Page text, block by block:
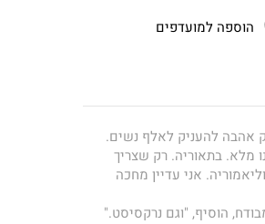
הוספה למועדפים
אהבה להעניק לאלף נשים.
מלא. בתאוריה. רק שצריך
אני עדיין מחכה
הוסיף, "וגם נרקסיסט."